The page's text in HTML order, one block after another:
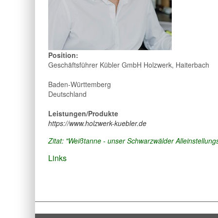
Position:
Geschäftsführer Kübler GmbH Holzwerk, Haiterbach
Baden-Württemberg
Deutschland
Leistungen/Produkte
https://www.holzwerk-kuebler.de
Zitat: "Weißtanne - unser Schwarzwälder
Links